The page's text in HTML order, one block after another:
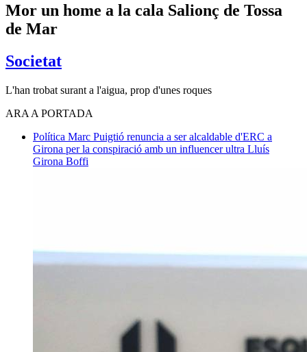
Mor un home a la cala Salionç de Tossa
de Mar
Societat
L'han trobat surant a l'aigua, prop d'unes roques
ARA A PORTADA
Política Marc Puigtió renuncia a ser alcaldable d'ERC a
Girona per la conspiració amb un influencer ultra Lluís
Girona Boffi